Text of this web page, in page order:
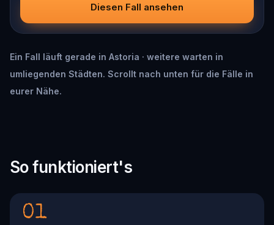
Diesen Fall ansehen
Ein Fall läuft gerade in Astoria · weitere warten in
umliegenden Städten. Scrollt nach unten für die Fälle in
eurer Nähe.
So funktioniert's
01